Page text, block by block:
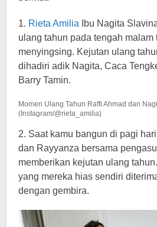
1. Rieta Amilia Ibu Nagita
ulang tahun pada tengah malam
menyingsing. Kejutan ulang
dihadiri adik Nagita, Caca
Barry Tamin.
Momen Ulang Tahun Raffi Ahmad dan
(Instagram/@rieta_amilia)
2. Saat kamu bangun di pagi
dan Rayyanza bersama
memberikan kejutan ulang
yang mereka hias sendiri
dengan gembira.